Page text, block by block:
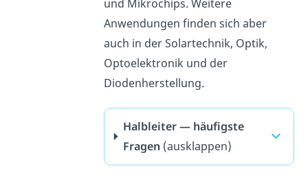
und Mikrochips. Weitere
Anwendungen finden sich aber
auch in der Solartechnik, Optik,
Optoelektronik und der
Diodenherstellung.
Halbleiter — häufigste
Fragen (ausklappen)